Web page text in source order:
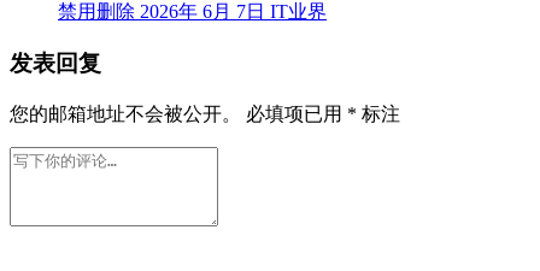
禁用删除 2026年 6月 7日 IT业界
发表回复
您的邮箱地址不会被公开。 必填项已用 * 标注